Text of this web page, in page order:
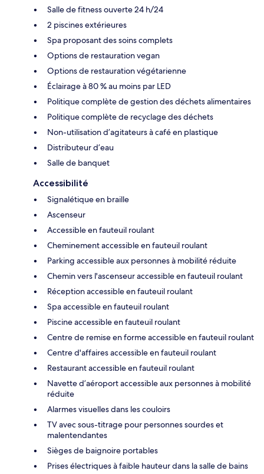
Salle de fitness ouverte 24 h/24
2 piscines extérieures
Spa proposant des soins complets
Options de restauration vegan
Options de restauration végétarienne
Éclairage à 80 % au moins par LED
Politique complète de gestion des déchets alimentaires
Politique complète de recyclage des déchets
Non-utilisation d’agitateurs à café en plastique
Distributeur d’eau
Salle de banquet
Accessibilité
Signalétique en braille
Ascenseur
Accessible en fauteuil roulant
Cheminement accessible en fauteuil roulant
Parking accessible aux personnes à mobilité réduite
Chemin vers l'ascenseur accessible en fauteuil roulant
Réception accessible en fauteuil roulant
Spa accessible en fauteuil roulant
Piscine accessible en fauteuil roulant
Centre de remise en forme accessible en fauteuil roulant
Centre d'affaires accessible en fauteuil roulant
Restaurant accessible en fauteuil roulant
Navette d’aéroport accessible aux personnes à mobilité
réduite
Alarmes visuelles dans les couloirs
TV avec sous-titrage pour personnes sourdes et
malentendantes
Sièges de baignoire portables
Prises électriques à faible hauteur dans la salle de bains